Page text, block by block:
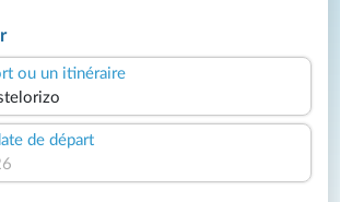
ou un itinéraire
de départ